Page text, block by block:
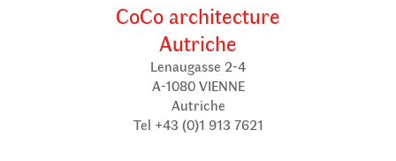
CoCo architecture
Autriche
Lenaugasse 2-4
A-1080 VIENNE
Autriche
Tel +43 (0)1 913 7621